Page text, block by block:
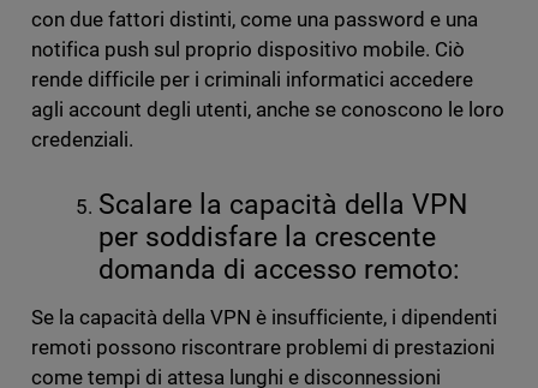
con due fattori distinti, come una password e una
notifica push sul proprio dispositivo mobile. Ciò
rende difficile per i criminali informatici accedere
agli account degli utenti, anche se conoscono le loro
credenziali.
Scalare la capacità della VPN
per soddisfare la crescente
domanda di accesso remoto:
Se la capacità della VPN è insufficiente, i dipendenti
remoti possono riscontrare problemi di prestazioni
come tempi di attesa lunghi e disconnessioni